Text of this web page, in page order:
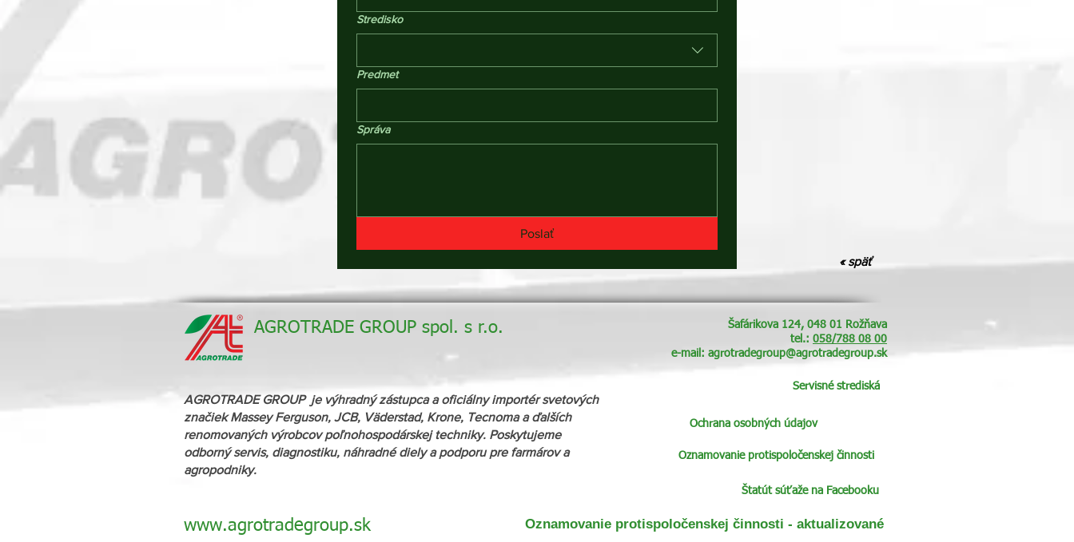
Stredisko
Predmet
Správa
Poslať
« späť
AGROTRADE GROUP spol. s r.o.
Šafárikova 124, 048 01 Rožňava
tel.: 058/788 08 00
e-mail: agrotradegroup@agrotradegroup.sk
AGROTRADE GROUP je výhradný zástupca a oficiálny importér svetových
značiek Massey Ferguson, JCB, Väderstad, Krone, Tecnoma a ďalších
renomovaných výrobcov poľnohospodárskej techniky. Poskytujeme
odborný servis, diagnostiku, náhradné diely a podporu pre farmárov a
agropodniky.
Servisné strediská
Ochrana osobných údajov
Oznamovanie protispoločenskej činnosti
www.agrotradegroup.sk Oznamovanie protispoločenskej činnosti - aktualizované
Štatút súťaže na Facebooku